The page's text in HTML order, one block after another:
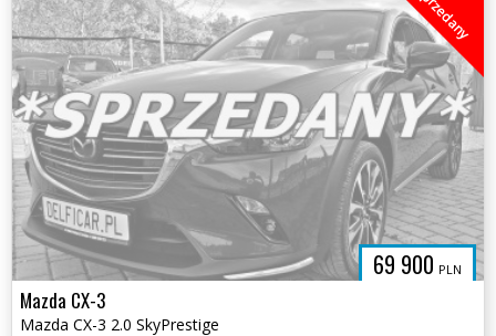
69 900 PLN
Sprzedany
Mazda CX-3
Mazda CX-3 2.0 SkyPrestige